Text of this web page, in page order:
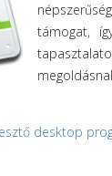
támogat,
desktop